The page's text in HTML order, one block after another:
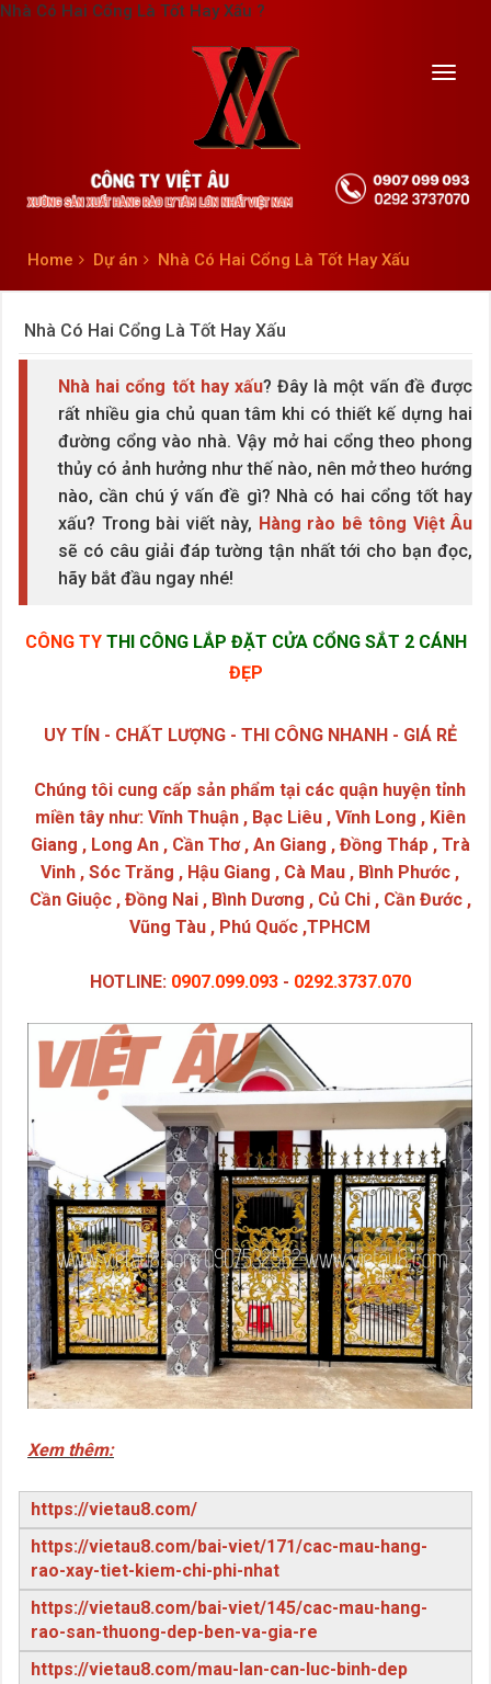
Nhà Có Hai Cổng Là Tốt Hay Xấu ?
Home Dự án Nhà Có Hai Cổng Là Tốt Hay Xấu
Nhà Có Hai Cổng Là Tốt Hay Xấu
Nhà hai cổng tốt hay xấu? Đây là một vấn đề được
rất nhiều gia chủ quan tâm khi có thiết kế dựng hai
đường cổng vào nhà. Vậy mở hai cổng theo phong
thủy có ảnh hưởng như thế nào, nên mở theo hướng
nào, cần chú ý vấn đề gì? Nhà có hai cổng tốt hay
xấu? Trong bài viết này, Hàng rào bê tông Việt Âu
sẽ có câu giải đáp tường tận nhất tới cho bạn đọc,
hãy bắt đầu ngay nhé!
CÔNG TY THI CÔNG LẮP ĐẶT CỬA CỔNG SẮT 2 CÁNH
ĐẸP
UY TÍN - CHẤT LƯỢNG - THI CÔNG NHANH - GIÁ RẺ
Chúng tôi cung cấp sản phẩm tại các quận huyện tỉnh
miền tây như: Vĩnh Thuận , Bạc Liêu , Vĩnh Long , Kiên
Giang , Long An , Cần Thơ , An Giang , Đồng Tháp , Trà
Vinh , Sóc Trăng , Hậu Giang , Cà Mau , Bình Phước ,
Cần Giuộc , Đồng Nai , Bình Dương , Củ Chi , Cần Đước ,
Vũng Tàu , Phú Quốc ,TPHCM
HOTLINE: 0907.099.093- 0292.3737.070
Xem thêm:
https://vietau8.com/
https://vietau8.com/bai-viet/171/cac-mau-hang-
rao-xay-tiet-kiem-chi-phi-nhat
https://vietau8.com/bai-viet/145/cac-mau-hang-
rao-san-thuong-dep-ben-va-gia-re
https://vietau8.com/mau-lan-can-luc-binh-dep